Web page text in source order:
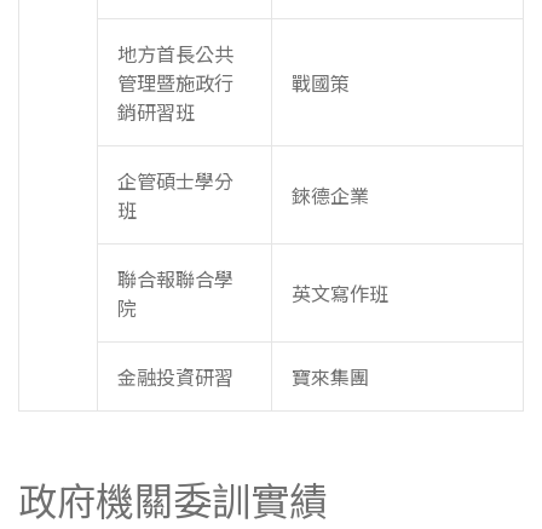
地方首長公共
管理暨施政行
銷研習班
戰國策
企管碩士學分
班
錸德企業
聯合報聯合學
院
英文寫作班
金融投資研習 寶來集團
政府機關委訓實績